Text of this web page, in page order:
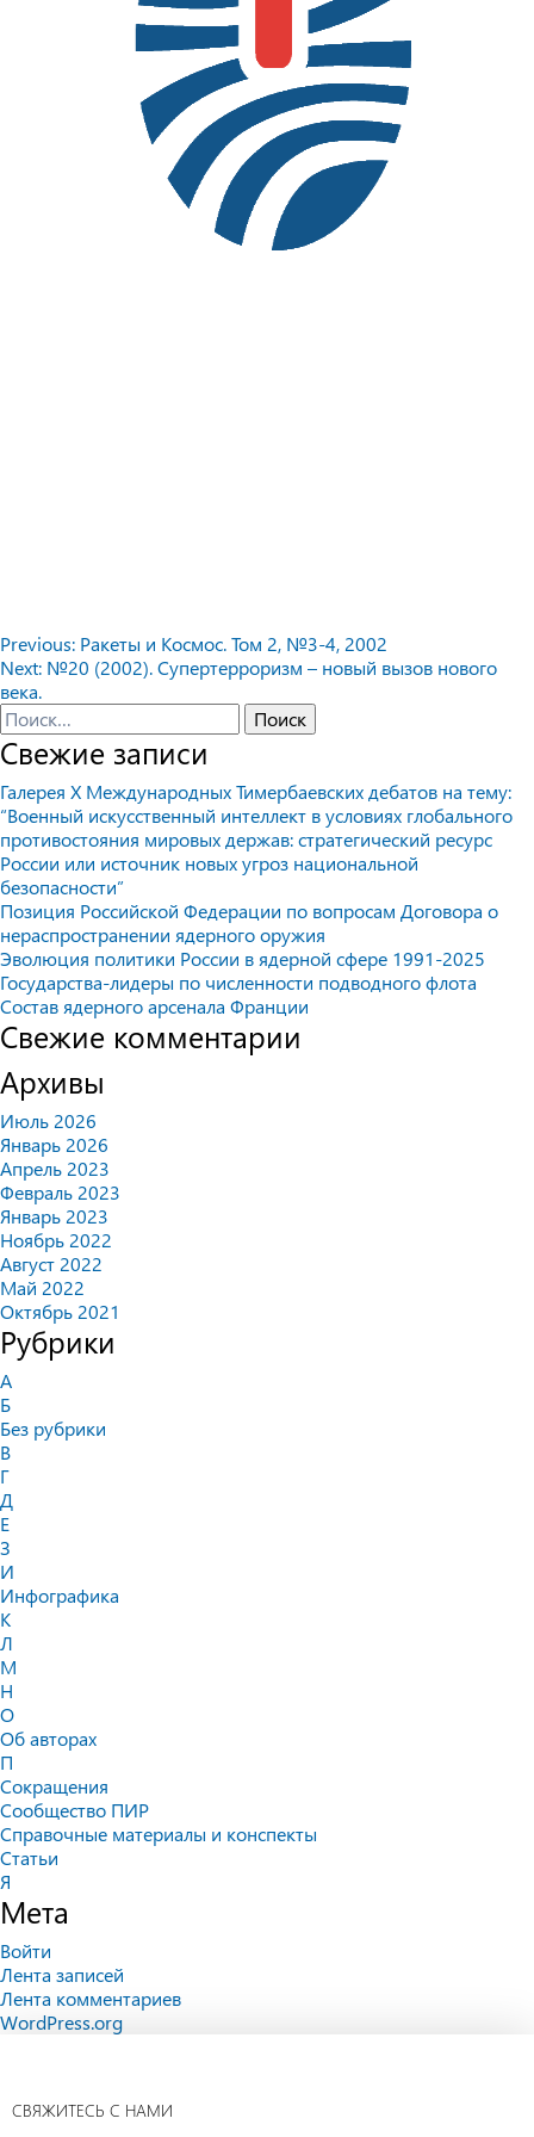
Навигация
по
записям
Previous: Ракеты и Космос. Том 2, №3-4, 2002
Next: №20 (2002). Супертерроризм – новый вызов нового
века.
Найти:
Свежие записи
Галерея X Международных Тимербаевских дебатов на тему:
“Военный искусственный интеллект в условиях глобального
противостояния мировых держав: стратегический ресурс
России или источник новых угроз национальной
безопасности”
Позиция Российской Федерации по вопросам Договора о
нераспространении ядерного оружия
Эволюция политики России в ядерной сфере 1991-2025
Государства-лидеры по численности подводного флота
Состав ядерного арсенала Франции
Свежие комментарии
Архивы
Июль 2026
Январь 2026
Апрель 2023
Февраль 2023
Январь 2023
Ноябрь 2022
Август 2022
Май 2022
Октябрь 2021
Рубрики
А
Б
Без рубрики
В
Г
Д
Е
З
И
Инфографика
К
Л
М
Н
О
Об авторах
П
Сокращения
Сообщество ПИР
Справочные материалы и конспекты
Статьи
Я
Мета
Войти
Лента записей
Лента комментариев
WordPress.org
СВЯЖИТЕСЬ С НАМИ